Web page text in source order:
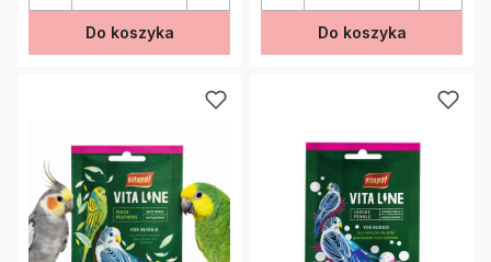
Do koszyka Do koszyka